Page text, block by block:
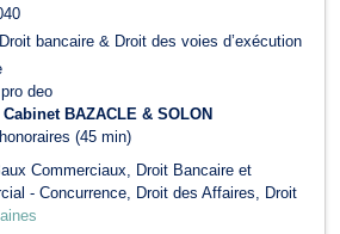
Droit bancaire & Droit des voies d’exécution
deo
Cabinet BAZACLE & SOLON
(45 min)
Commerciaux
Droit Bancaire et
- Concurrence Droit des Affaires
Droit